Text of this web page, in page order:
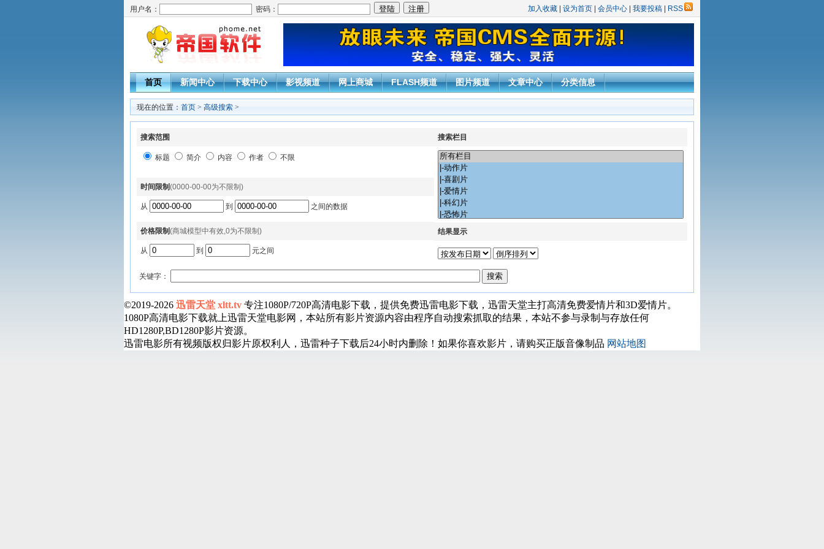
用户名： 密码： 加入收藏 设为首页 会员中心 我要投稿 RSS
首页 新闻中心 下载中心 影视频道 网上商城 FLASH频道 图片频道 文章中心 分类信息
现在的位置： 首页 > 高级搜索 >
搜索范围 搜索栏目
标题 简介 内容 作者 不限
时间限制(0000-00-00为不限制)
从 到 之间的数据
价格限制(商城模型中有效,0为不限制)
从 到 元之间
结果显示
关键字：
©2019-2026 迅雷天堂 xltt.tv 专注1080P/720P高清电影下载，提供免费迅雷电影下载，迅雷天堂主打高清免费爱情片和3D爱情片。
1080P高清电影下载就上迅雷天堂电影网，本站所有影片资源内容由程序自动搜索抓取的结果，本站不参与录制与存放任何
HD1280P,BD1280P影片资源。
迅雷电影所有视频版权归影片原权利人，迅雷种子下载后24小时内删除！如果你喜欢影片，请购买正版音像制品 网站地图